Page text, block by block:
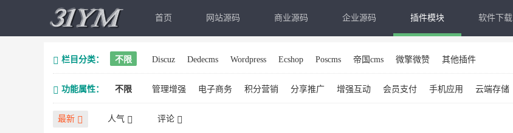
首页 网站源码 商业源码 企业源码 插件模块 软件下载
栏目分类： 不限 Discuz Dedecms Wordpress Ecshop Poscms 帝国cms 微擎微赞 其他插件
功能属性： 不限 管理增强 电子商务 积分营销 分享推广 增强互动 会员支付 手机应用 云端存储
最新 人气 评论